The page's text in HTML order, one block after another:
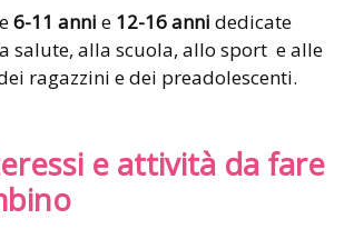
6-11 anni e 12-16 anni dedicate
salute, alla scuola, allo sport e alle
ragazzini e dei preadolescenti.
e attività da fare